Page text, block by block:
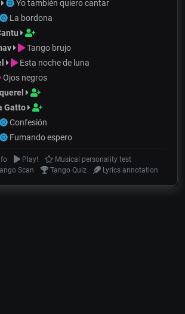
Yo también quiero cantar
La bordona
Tango brujo
Esta noche de luna
Ojos negros
Gatto
Confesión
Fumando espero
Play!
Musical personality test
Scan Tango Quiz Lyrics annotation